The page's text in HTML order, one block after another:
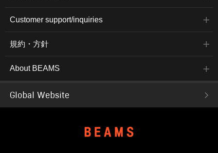
Customer support/inquiries
規約・方針
About BEAMS
Global Website